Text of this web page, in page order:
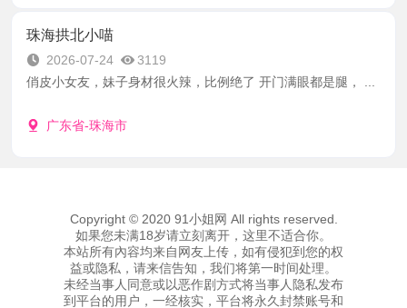
珠海拱北小喵
2026-07-24
3119
俏皮小女友，妹子身材很火辣，比例绝了 开门满眼都是腿， ...
广东省-珠海市
Copyright © 2020 91小姐网 All rights reserved.
如果您未满18岁请立刻离开，这里不适合你。
本站所有內容均来自网友上传，如有侵犯到您的权
益或隐私，请来信告知，我们将第一时间处理。
未经当事人同意或以恶作剧方式将当事人隐私发布
到平台的用户，一经核实，平台将永久封禁账号和